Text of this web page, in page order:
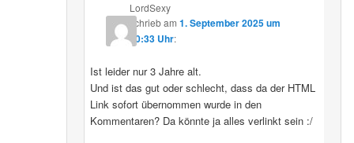
LordSexy
schriebam 1. September 2025 um
10:33 Uhr:
Ist leider nur 3 Jahre alt.
Und ist das gut oder schlecht, dass da der HTML
Link sofort übernommen wurde in den
Kommentaren? Da könnte ja alles verlinkt sein :/